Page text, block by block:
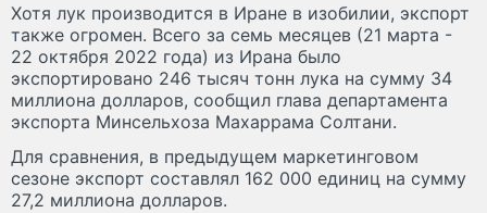
Хотя лук производится в Иране в изобилии, экспорт
также огромен. Всего за семь месяцев (21 марта -
22 октября 2022 года) из Ирана было
экспортировано 246 тысяч тонн лука на сумму 34
миллиона долларов, сообщил глава департамента
экспорта Минсельхоза Махаррама Солтани.
Для сравнения, в предыдущем маркетинговом
сезоне экспорт составлял 162 000 единиц на сумму
27,2 миллиона долларов.